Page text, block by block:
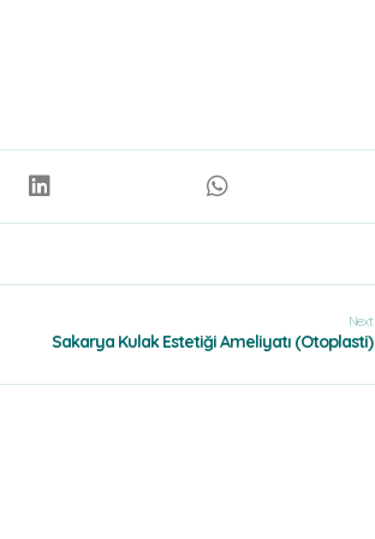
Next
Sakarya Kulak Estetiği Ameliyatı (Otoplasti)